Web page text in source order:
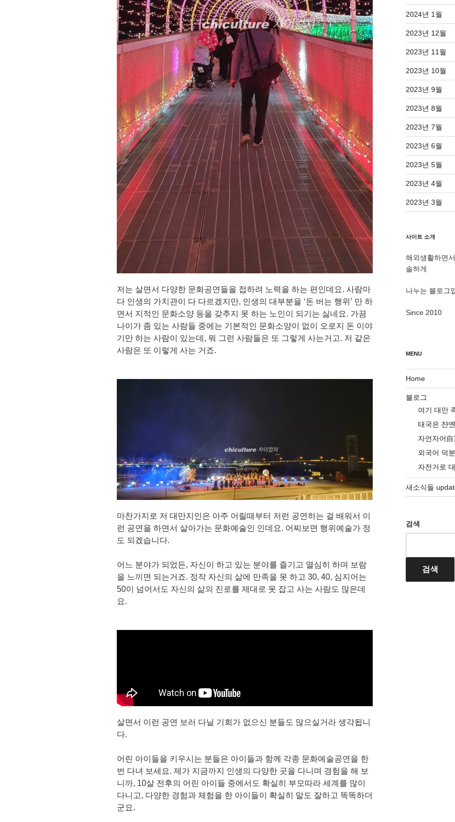
저는 살면서 다양한 문화공연들을 접하려 노력을 하는 편인데요. 사람마
다 인생의 가치관이 다 다르겠지만, 인생의 대부분을 ‘돈 버는 행위’ 만 하
면서 지적인 문화소양 등을 갖추지 못 하는 노인이 되기는 싫네요. 가끔
나이가 좀 있는 사람들 중에는 기본적인 문화소양이 없이 오로지 돈 이야
기만 하는 사람이 있는데, 뭐 그런 사람들은 또 그렇게 사는거고. 저 같은
사람은 또 이렇게 사는 거죠.
마찬가지로 저 대만지인은 아주 어릴때부터 저런 공연하는 걸 배워서 이
런 공연을 하면서 살아가는 문화예술인 인데요. 어찌보면 행위예술가 정
도 되겠습니다.
어느 분야가 되었든, 자신이 하고 있는 분야를 즐기고 열심히 하며 보람
을 느끼면 되는거죠. 정작 자신의 삶에 만족을 못 하고 30, 40, 심지어는
50이 넘어서도 자신의 삶의 진로를 제대로 못 잡고 사는 사람도 많은데
요.
살면서 이런 공연 보러 다닐 기회가 없으신 분들도 많으실거라 생각됩니
다.
어린 아이들을 키우시는 분들은 아이들과 함께 각종 문화예술공연을 한
번 다녀 보세요. 제가 지금까지 인생의 다양한 곳을 다니며 경험을 해 보
니까, 10살 전후의 어린 아이들 중에서도 확실히 부모따라 세계를 많이
다니고, 다양한 경험과 체험을 한 아이들이 확실히 말도 잘하고 똑똑하더
군요.
2024년 1월
2023년 12월
2023년 11월
2023년 10월
2023년 9월
2023년 8월
2023년 7월
2023년 6월
2023년 5월
2023년 4월
2023년 3월
사이트 소개
해외생활하면
솔하게
나누는 블로그
Since 2010
MENU
Home
블로그
여기 대만
태국은 쟌
자언자어
외국어 덕
자전거로
새소식들
검색
검색